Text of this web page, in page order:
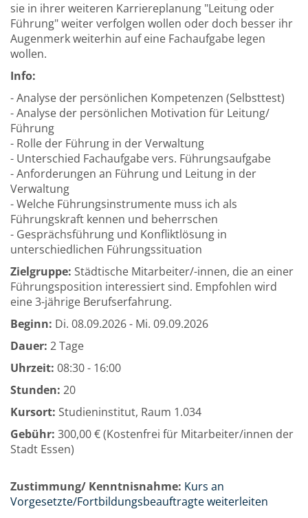
sie in ihrer weiteren Karriereplanung "Leitung oder
Führung" weiter verfolgen wollen oder doch besser ihr
Augenmerk weiterhin auf eine Fachaufgabe legen
wollen.
Info:
- Analyse der persönlichen Kompetenzen (Selbsttest)
- Analyse der persönlichen Motivation für Leitung/
Führung
- Rolle der Führung in der Verwaltung
- Unterschied Fachaufgabe vers. Führungsaufgabe
- Anforderungen an Führung und Leitung in der
Verwaltung
- Welche Führungsinstrumente muss ich als
Führungskraft kennen und beherrschen
- Gesprächsführung und Konfliktlösung in
unterschiedlichen Führungssituation
Zielgruppe: Städtische Mitarbeiter/-innen, die an einer
Führungsposition interessiert sind. Empfohlen wird
eine 3-jährige Berufserfahrung.
Beginn: Di. 08.09.2026 - Mi. 09.09.2026
Dauer: 2 Tage
Uhrzeit: 08:30 - 16:00
Stunden: 20
Kursort: Studieninstitut, Raum 1.034
Gebühr: 300,00 € (Kostenfrei für Mitarbeiter/innen der
Stadt Essen)
Zustimmung/ Kenntnisnahme: Kurs an
Vorgesetzte/Fortbildungsbeauftragte weiterleiten